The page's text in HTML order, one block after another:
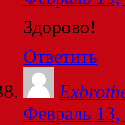
Здорово!
Ответить
Февраль